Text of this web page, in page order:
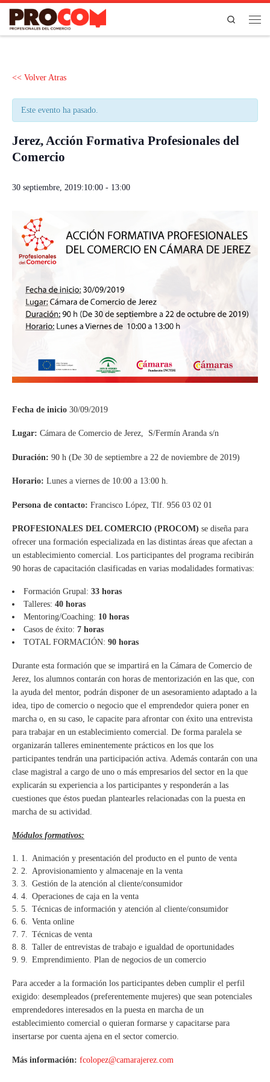
Saltar al contenido
Search
<< Volver Atras
Este evento ha pasado.
Jerez, Acción Formativa Profesionales del
Comercio
30 septiembre, 2019:10:00 - 13:00
Fecha de inicio 30/09/2019
Lugar: Cámara de Comercio de Jerez, S/Fermín Aranda s/n
Duración: 90 h (De 30 de septiembre a 22 de noviembre de 2019)
Horario: Lunes a viernes de 10:00 a 13:00 h.
Persona de contacto: Francisco López, Tlf. 956 03 02 01
PROFESIONALES DEL COMERCIO (PROCOM) se diseña para
ofrecer una formación especializada en las distintas áreas que afectan a
un establecimiento comercial. Los participantes del programa recibirán
90 horas de capacitación clasificadas en varias modalidades formativas:
Formación Grupal: 33 horas
Talleres: 40 horas
Mentoring/Coaching: 10 horas
Casos de éxito: 7 horas
TOTAL FORMACIÓN: 90 horas
Durante esta formación que se impartirá en la Cámara de Comercio de
Jerez, los alumnos contarán con horas de mentorización en las que, con
la ayuda del mentor, podrán disponer de un asesoramiento adaptado a la
idea, tipo de comercio o negocio que el emprendedor quiera poner en
marcha o, en su caso, le capacite para afrontar con éxito una entrevista
para trabajar en un establecimiento comercial. De forma paralela se
organizarán talleres eminentemente prácticos en los que los
participantes tendrán una participación activa. Además contarán con una
clase magistral a cargo de uno o más empresarios del sector en la que
explicarán su experiencia a los participantes y responderán a las
cuestiones que éstos puedan plantearles relacionadas con la puesta en
marcha de su actividad.
Módulos formativos:
Animación y presentación del producto en el punto de venta
Aprovisionamiento y almacenaje en la venta
Gestión de la atención al cliente/consumidor
Operaciones de caja en la venta
Técnicas de información y atención al cliente/consumidor
Venta online
Técnicas de venta
Taller de entrevistas de trabajo e igualdad de oportunidades
Emprendimiento. Plan de negocios de un comercio
Para acceder a la formación los participantes deben cumplir el perfil
exigido: desempleados (preferentemente mujeres) que sean potenciales
emprendedores interesados en la puesta en marcha de un
establecimiento comercial o quieran formarse y capacitarse para
insertarse por cuenta ajena en el sector comercio.
Más información: fcolopez@camarajerez.com